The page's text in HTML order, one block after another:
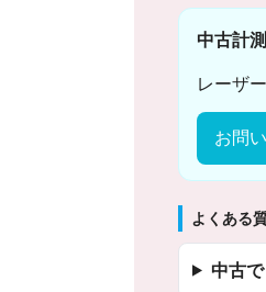
中古計
レーザ
お問
よくある
中古